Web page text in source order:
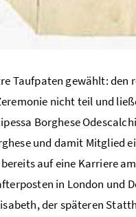
Taufpaten gewählt: den
nicht teil und
Borghese
und damit Mitglied
auf eine Karriere
in London und
der späteren